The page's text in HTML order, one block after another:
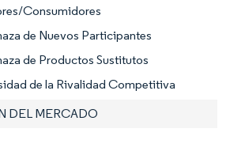
Consumidores
de Nuevos Participantes
de Productos Sustitutos
de la Rivalidad Competitiva
DEL MERCADO